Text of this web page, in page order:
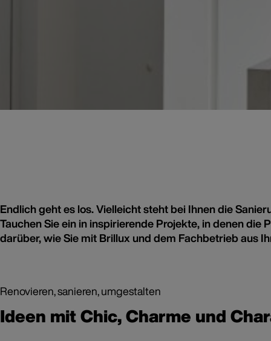
Endlich geht es los. Vielleicht steht bei Ihnen die
Tauchen Sie ein in inspirierende Projekte, in denen
darüber, wie Sie mit Brillux und dem Fachbetrieb aus
Renovieren, sanieren, umgestalten
Ideen mit Chic, Charme und